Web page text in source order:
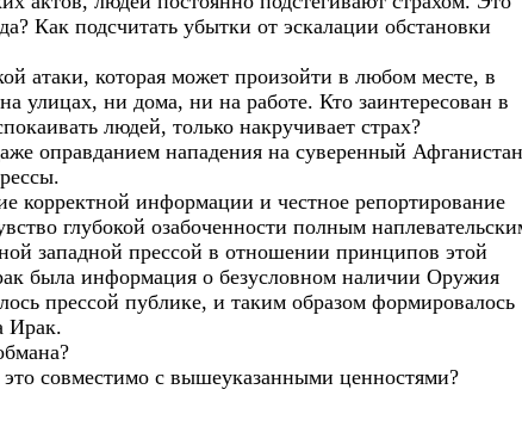
Как подсчитать убытки от эскалации обстановки
атаки, которая может произойти в любом месте, в
улицах, ни дома, ни на работе. Кто заинтересован в
людей, только накручивает страх?
оправданием нападения на суверенный
корректной информации и честное репортирование
глубокой озабоченности полным
западной прессой в отношении принципов этой
была информация о безусловном наличии Оружия
прессой публике, и таким образом формировалось
Ирак.
совместимо с вышеуказанными ценностями?